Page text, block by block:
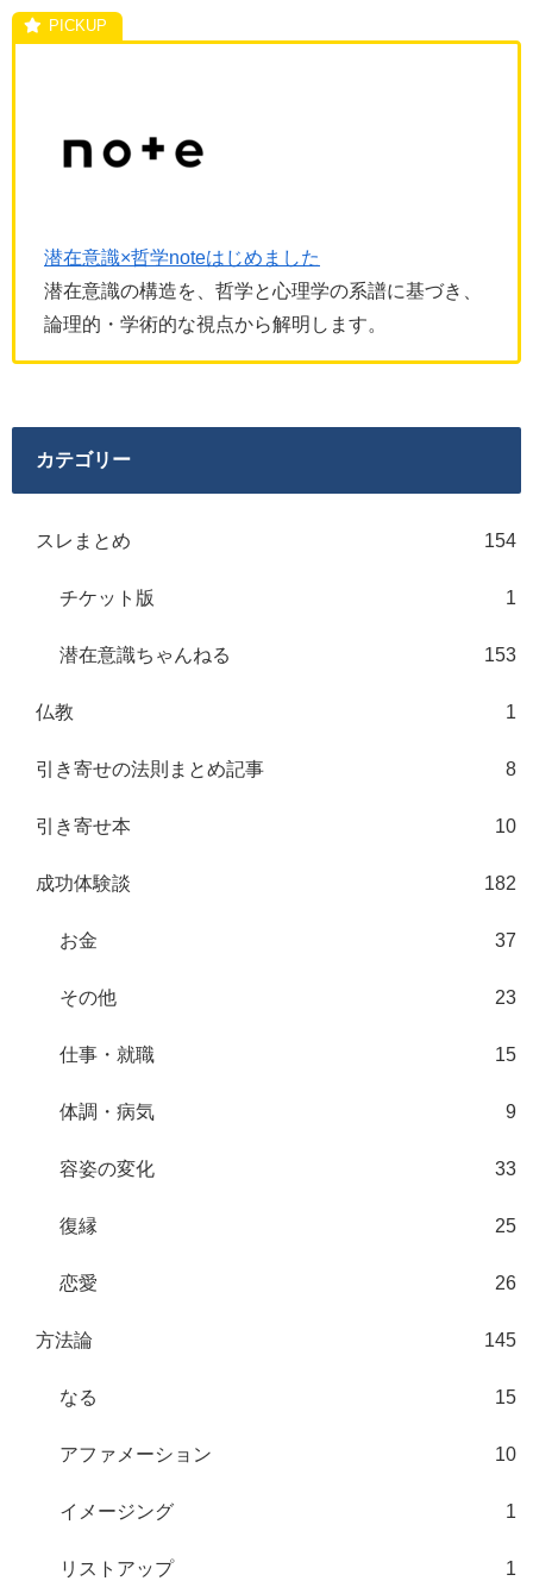
潜在意識×哲学noteはじめました
潜在意識の構造を、哲学と心理学の系譜に基づき、
論理的・学術的な視点から解明します。
カテゴリー
スレまとめ 154
チケット版 1
潜在意識ちゃんねる 153
仏教 1
引き寄せの法則まとめ記事 8
引き寄せ本 10
成功体験談 182
お金 37
その他 23
仕事・就職 15
体調・病気 9
容姿の変化 33
復縁 25
恋愛 26
方法論 145
なる 15
アファメーション 10
イメージング 1
リストアップ 1